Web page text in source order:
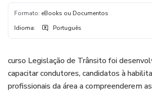
Formato: eBooks ou Documentos
Idioma: Português
curso Legislação de Trânsito foi
capacitar condutores, candidatos à
profissionais da área a compreenderem